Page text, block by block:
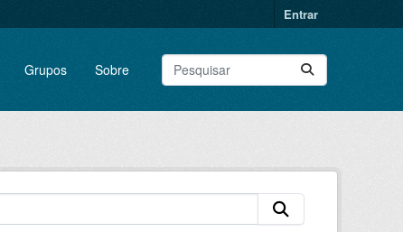
Entrar
Grupos Sobre